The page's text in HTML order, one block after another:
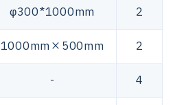
φ300*1000mm 2
1000mm×500mm 2
- 4